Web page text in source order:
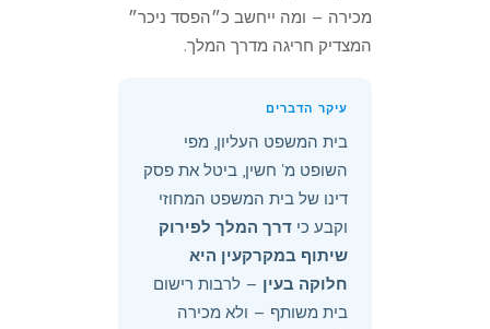
מכירה — ומה ייחשב כ״הפסד ניכר״
המצדיק חריגה מדרך המלך.
עיקר הדברים
בית המשפט העליון, מפי
השופט מ' חשין, ביטל את פסק
דינו של בית המשפט המחוזי
וקבע כי דרך המלך לפירוק
שיתוף במקרקעין היא
חלוקה בעין — לרבות רישום
בית משותף — ולא מכירה